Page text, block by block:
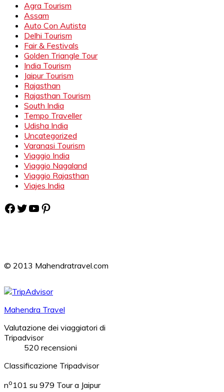
Agra Tourism
Assam
Auto Con Autista
Delhi Tourism
Fair & Festivals
Golden Triangle Tour
India Tourism
Jaipur Tourism
Rajasthan
Rajasthan Tourism
South India
Tempo Traveller
Udisha India
Uncategorized
Varanasi Tourism
Viaggio India
Viaggio Nagaland
Viaggio Rajasthan
Viajes India
Facebook
Twitter
YouTube
Pinterest
© 2013 Mahendratravel.com
Mahendra Travel
Valutazione dei viaggiatori di
Tripadvisor
520 recensioni
Classificazione Tripadvisor
no101 su 979 Tour a Jaipur